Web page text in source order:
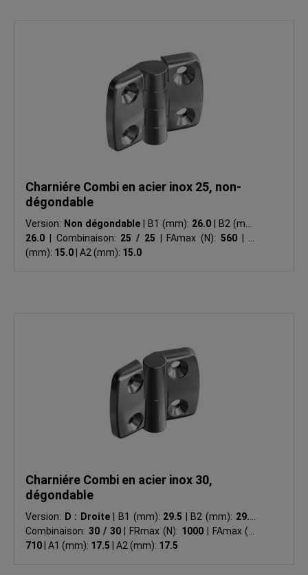
Charniére Combi en acier inox 25, non-
dégondable
Version: Non dégondable B1 (mm): 26.0
B2 (mm):
26.0
Combinaison: 25 / 25 FAmax (N): 560
(mm): 15.0 A2 (mm): 15.0
Charniére Combi en acier inox 30,
dégondable
Version: D : Droite B1 (mm): 29.5 B2 (mm): 29.5
Combinaison: 30 / 30 FRmax (N): 1000
FAmax (N):
710 A1 (mm): 17.5 A2 (mm): 17.5